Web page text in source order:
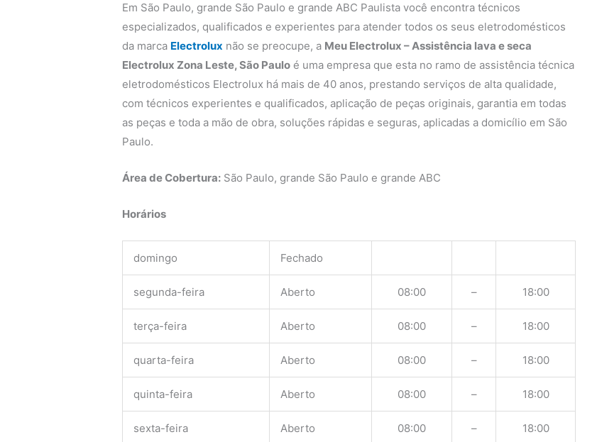
Em São Paulo, grande São Paulo e grande ABC Paulista você encontra técnicos
especializados, qualificados e experientes para atender todos os seus eletrodomésticos
da marca Electrolux não se preocupe, a Meu Electrolux – Assistência lava e seca
Electrolux Zona Leste, São Paulo é uma empresa que esta no ramo de assistência técnica
eletrodomésticos Electrolux há mais de 40 anos, prestando serviços de alta qualidade,
com técnicos experientes e qualificados, aplicação de peças originais, garantia em todas
as peças e toda a mão de obra, soluções rápidas e seguras, aplicadas a domicílio em São
Paulo.
Área de Cobertura: São Paulo, grande São Paulo e grande ABC
Horários
domingo Fechado
segunda-feira Aberto 08:00 – 18:00
terça-feira Aberto 08:00 – 18:00
quarta-feira Aberto 08:00 – 18:00
quinta-feira Aberto 08:00 – 18:00
sexta-feira Aberto 08:00 – 18:00